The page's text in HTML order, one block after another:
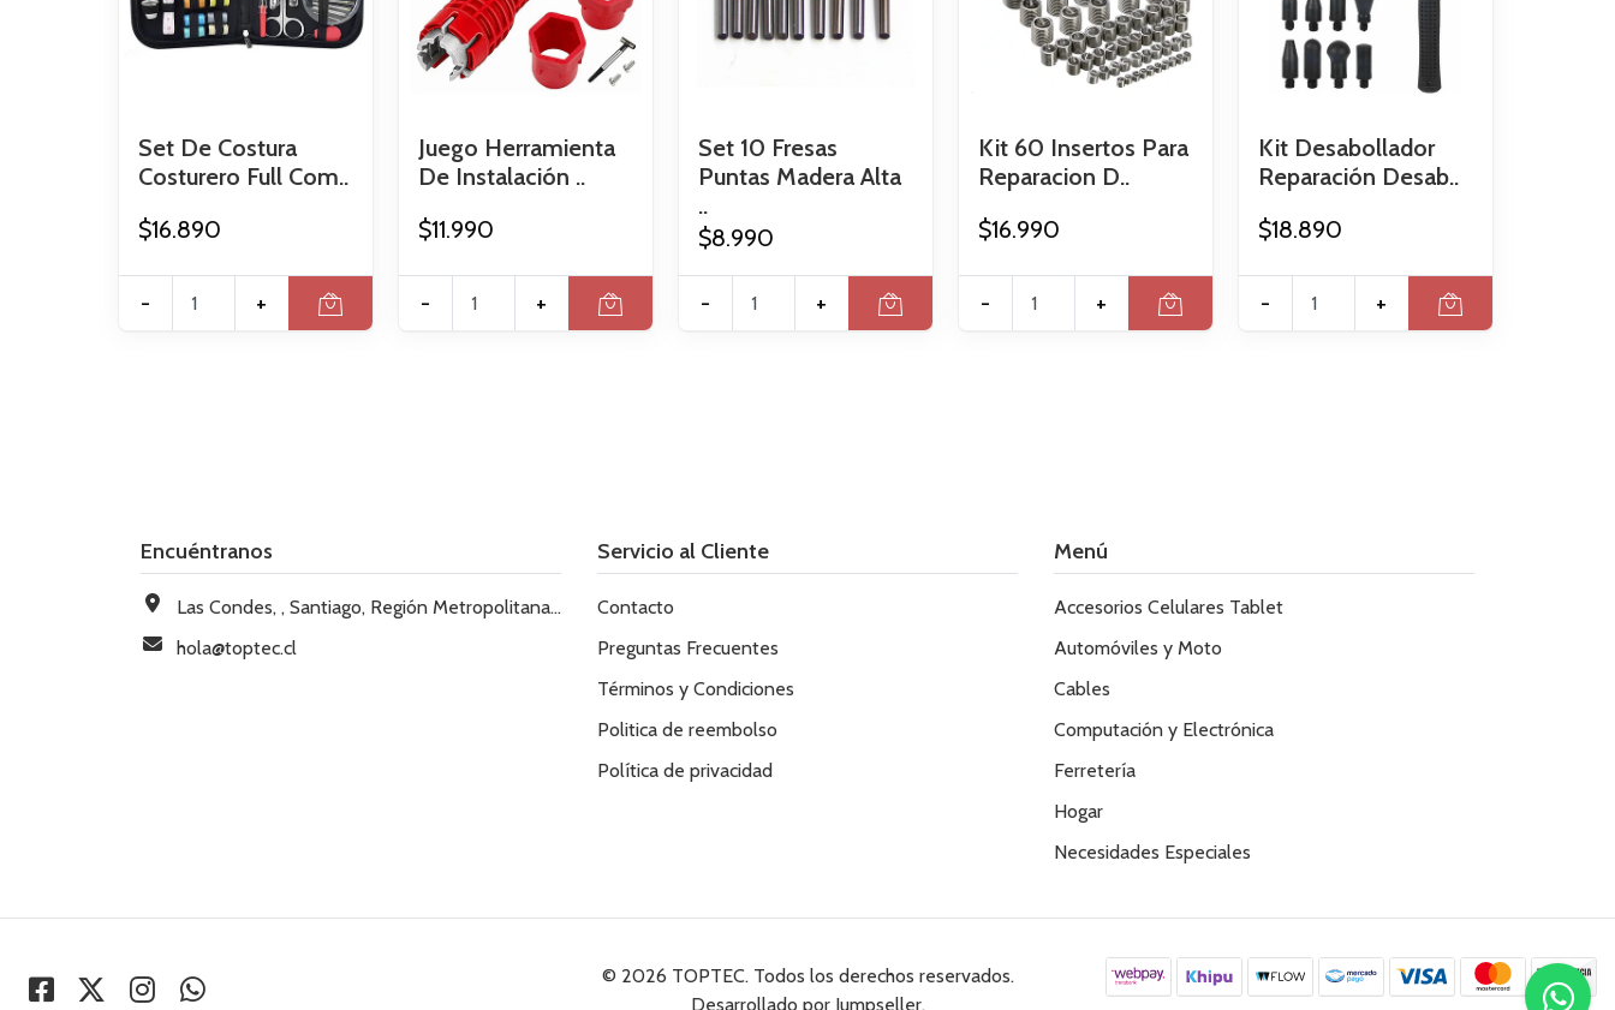
Set De Costura
Costurero Full Com..
$16.890
- +
Juego Herramienta
De Instalación ..
$11.990
- +
Set 10 Fresas
Puntas Madera Alta
..
$8.990
- +
Kit 60 Insertos Para
Reparacion D..
$16.990
- +
Kit Desabollador
Reparación Desab..
$18.890
- +
Encuéntranos
Las Condes, , Santiago, Región Metropolitana, Chile
hola@toptec.cl
Servicio al Cliente
Contacto
Preguntas Frecuentes
Términos y Condiciones
Politica de reembolso
Política de privacidad
Menú
Accesorios Celulares Tablet
Automóviles y Moto
Cables
Computación y Electrónica
Ferretería
Hogar
Necesidades Especiales
© 2026 TOPTEC. Todos los derechos reservados.
Desarrollado por Jumpseller.